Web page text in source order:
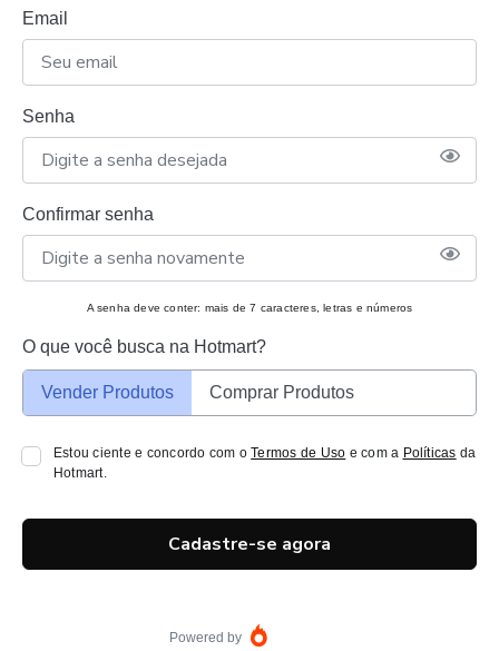
Email
Senha
Confirmar senha
A senha deve conter: mais de 7 caracteres, letras e números
O que você busca na Hotmart?
Vender Produtos Comprar Produtos
Estou ciente e concordo com oTermos de Uso e com a Políticas da
Hotmart.
Cadastre-se agora
Powered by